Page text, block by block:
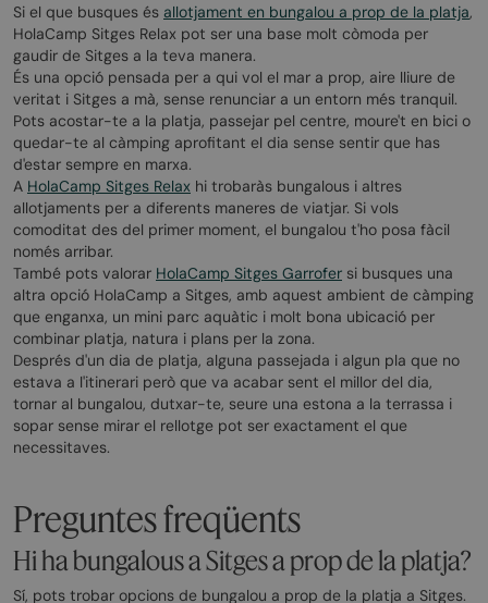
Si el que busques és allotjament en bungalou a prop de la platja,
HolaCamp Sitges Relax pot ser una base molt còmoda per
gaudir de Sitges a la teva manera.
És una opció pensada per a qui vol el mar a prop, aire lliure de
veritat i Sitges a mà, sense renunciar a un entorn més tranquil.
Pots acostar-te a la platja, passejar pel centre, moure't en bici o
quedar-te al càmping aprofitant el dia sense sentir que has
d'estar sempre en marxa.
A HolaCamp Sitges Relax hi trobaràs bungalous i altres
allotjaments per a diferents maneres de viatjar. Si vols
comoditat des del primer moment, el bungalou t'ho posa fàcil
només arribar.
També pots valorar HolaCamp Sitges Garrofer si busques una
altra opció HolaCamp a Sitges, amb aquest ambient de càmping
que enganxa, un mini parc aquàtic i molt bona ubicació per
combinar platja, natura i plans per la zona.
Després d'un dia de platja, alguna passejada i algun pla que no
estava a l'itinerari però que va acabar sent el millor del dia,
tornar al bungalou, dutxar-te, seure una estona a la terrassa i
sopar sense mirar el rellotge pot ser exactament el que
necessitaves.
Preguntes freqüents
Hi ha bungalous a Sitges a prop de la platja?
Sí, pots trobar opcions de bungalou a prop de la platja a Sitges.